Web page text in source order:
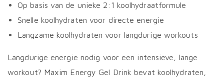
Op basis van de unieke 2:1 koolhydraatformule
Snelle koolhydraten voor directe energie
Langzame koolhydraten voor langdurige workouts
Langdurige energie nodig voor een intensieve, lange
workout? Maxim Energy Gel Drink bevat koolhydraten,